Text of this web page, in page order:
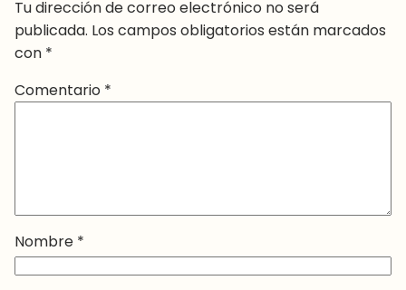
Tu dirección de correo electrónico no será
publicada. Los campos obligatorios están marcados
con *
Comentario *
Nombre *